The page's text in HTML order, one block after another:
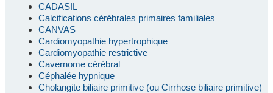
CADASIL
Calcifications cérébrales primaires familiales
CANVAS
Cardiomyopathie hypertrophique
Cardiomyopathie restrictive
Cavernome cérébral
Céphalée hypnique
Cholangite biliaire primitive (ou Cirrhose biliaire primitive)